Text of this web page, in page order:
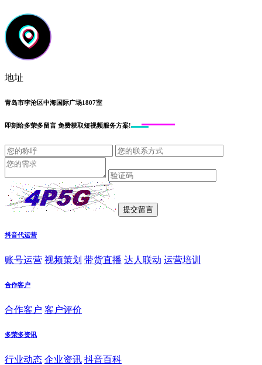
地址
青岛市李沧区中海国际广场1807室
即刻给多荣多留言 免费获取短视频服务方案!
抖音代运营
账号运营 视频策划 带货直播 达人联动 运营培训
合作客户
合作客户 客户评价
多荣多资讯
行业动态 企业资讯 抖音百科